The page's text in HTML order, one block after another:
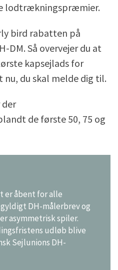
lodtrækningspræmier.
bird rabatten på
DM. Så overvejer du at
kapsejlads for
nu, du skal melde dig til.
der
de første 50, 75 og
er åbent for alle
DH-målerbrev og
asymmetrisk spiler.
udløb blive
Sejlunions DH-